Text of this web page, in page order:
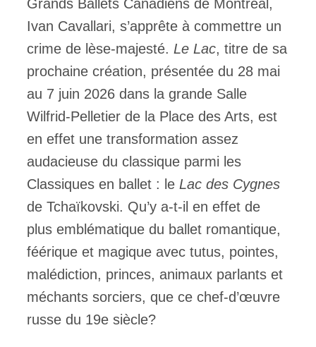
Grands Ballets Canadiens de Montréal,
Ivan Cavallari, s’apprête à commettre un
crime de lèse-majesté. Le Lac, titre de sa
prochaine création, présentée du 28 mai
au 7 juin 2026 dans la grande Salle
Wilfrid-Pelletier de la Place des Arts, est
en effet une transformation assez
audacieuse du classique parmi les
Classiques en ballet : le Lac des Cygnes
de Tchaïkovski. Qu’y a-t-il en effet de
plus emblématique du ballet romantique,
féérique et magique avec tutus, pointes,
malédiction, princes, animaux parlants et
méchants sorciers, que ce chef-d’œuvre
russe du 19e siècle?